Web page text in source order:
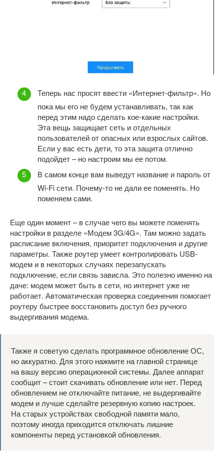
Теперь нас просят ввести «Интернет-фильтр». Но
пока мы его не будем устанавливать, так как
перед этим надо сделать кое-какие настройки.
Эта вещь защищает сеть и отдельных
пользователей от опасных или взрослых сайтов.
Если у вас есть дети, то эта защита отлично
подойдет – но настроим мы ее потом.
В самом конце вам выведут название и пароль от
Wi-Fi сети. Почему-то не дали ее поменять. Но
поменяем сами.
Еще один момент – в случае чего вы можете поменять
настройки в разделе «Модем 3G/4G». Там можно задать
расписание включения, приоритет подключения и другие
параметры. Также роутер умеет контролировать USB-
модем и в некоторых случаях перезапускать
подключение, если связь зависла. Это полезно именно на
даче: модем может быть в сети, но интернет уже не
работает. Автоматическая проверка соединения помогает
роутеру быстрее восстановить доступ без ручного
выдергивания модема.
Также я советую сделать программное обновление ОС,
но аккуратно. Для этого нажмите на главной странице
на вашу версию операционной системы. Далее аппарат
сообщит – стоит скачивать обновление или нет. Перед
обновлением не отключайте питание, не выдергивайте
модем и лучше сделайте резервную копию настроек.
На старых устройствах свободной памяти мало,
поэтому иногда приходится отключать лишние
компоненты перед установкой обновления.